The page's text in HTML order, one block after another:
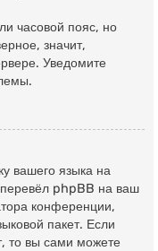
часовой пояс, но
значит,
Уведомите
вашего языка на
phpBB на ваш
конференции,
пакет. Если
то вы сами можете